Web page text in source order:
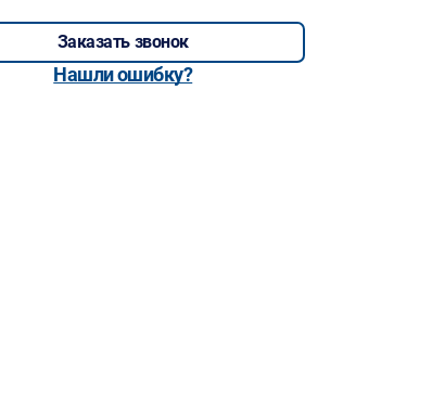
Заказать звонок
Нашли ошибку?